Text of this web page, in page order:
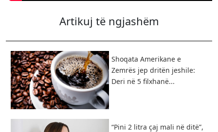
Artikuj të ngjashëm
Shoqata Amerikane e
Zemrës jep dritën jeshile:
Deri në 5 filxhanë...
“Pini 2 litra çaj mali në ditë”,